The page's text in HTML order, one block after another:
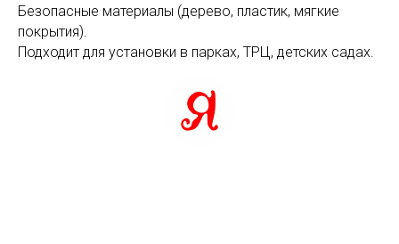
Безопасные материалы (дерево, пластик, мягкие
покрытия).
Подходит для установки в парках, ТРЦ, детских садах.